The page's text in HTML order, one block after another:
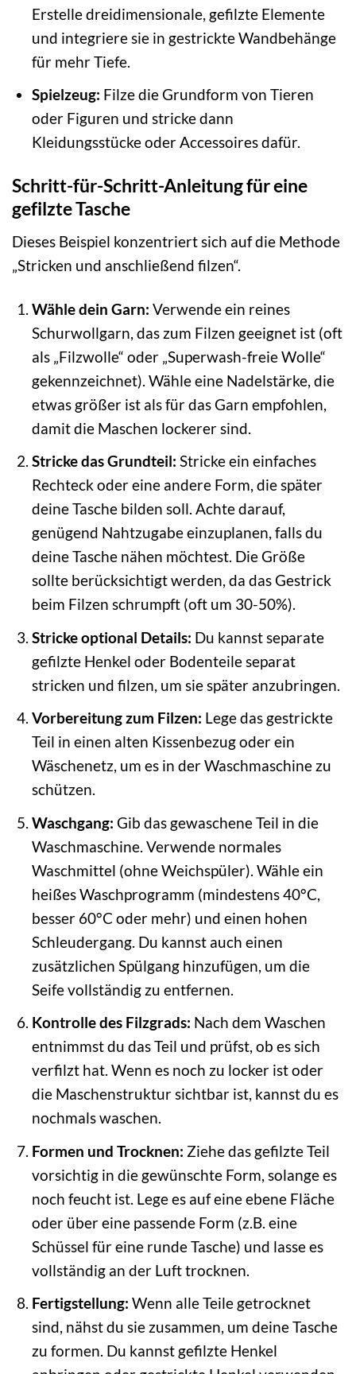
Erstelle dreidimensionale, gefilzte Elemente
und integriere sie in gestrickte Wandbehänge
für mehr Tiefe.
Spielzeug: Filze die Grundform von Tieren
oder Figuren und stricke dann
Kleidungsstücke oder Accessoires dafür.
Schritt-für-Schritt-Anleitung für eine
gefilzte Tasche
Dieses Beispiel konzentriert sich auf die Methode
„Stricken und anschließend filzen“.
Wähle dein Garn: Verwende ein reines
Schurwollgarn, das zum Filzen geeignet ist (oft
als „Filzwolle“ oder „Superwash-freie Wolle“
gekennzeichnet). Wähle eine Nadelstärke, die
etwas größer ist als für das Garn empfohlen,
damit die Maschen lockerer sind.
Stricke das Grundteil: Stricke ein einfaches
Rechteck oder eine andere Form, die später
deine Tasche bilden soll. Achte darauf,
genügend Nahtzugabe einzuplanen, falls du
deine Tasche nähen möchtest. Die Größe
sollte berücksichtigt werden, da das Gestrick
beim Filzen schrumpft (oft um 30-50%).
Stricke optional Details: Du kannst separate
gefilzte Henkel oder Bodenteile separat
stricken und filzen, um sie später anzubringen.
Vorbereitung zum Filzen: Lege das gestrickte
Teil in einen alten Kissenbezug oder ein
Wäschenetz, um es in der Waschmaschine zu
schützen.
Waschgang: Gib das gewaschene Teil in die
Waschmaschine. Verwende normales
Waschmittel (ohne Weichspüler). Wähle ein
heißes Waschprogramm (mindestens 40°C,
besser 60°C oder mehr) und einen hohen
Schleudergang. Du kannst auch einen
zusätzlichen Spülgang hinzufügen, um die
Seife vollständig zu entfernen.
Kontrolle des Filzgrads: Nach dem Waschen
entnimmst du das Teil und prüfst, ob es sich
verfilzt hat. Wenn es noch zu locker ist oder
die Maschenstruktur sichtbar ist, kannst du es
nochmals waschen.
Formen und Trocknen: Ziehe das gefilzte Teil
vorsichtig in die gewünschte Form, solange es
noch feucht ist. Lege es auf eine ebene Fläche
oder über eine passende Form (z.B. eine
Schüssel für eine runde Tasche) und lasse es
vollständig an der Luft trocknen.
Fertigstellung: Wenn alle Teile getrocknet
sind, nähst du sie zusammen, um deine Tasche
zu formen. Du kannst gefilzte Henkel